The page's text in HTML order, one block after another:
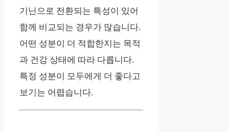
기닌으로 전환되는 특성이 있어
함께 비교되는 경우가 많습니다.
어떤 성분이 더 적합한지는 목적
과 건강 상태에 따라 다릅니다.
특정 성분이 모두에게 더 좋다고
보기는 어렵습니다.